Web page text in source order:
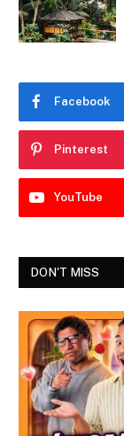
Facebook
Pinterest
YouTube
DON'T MISS